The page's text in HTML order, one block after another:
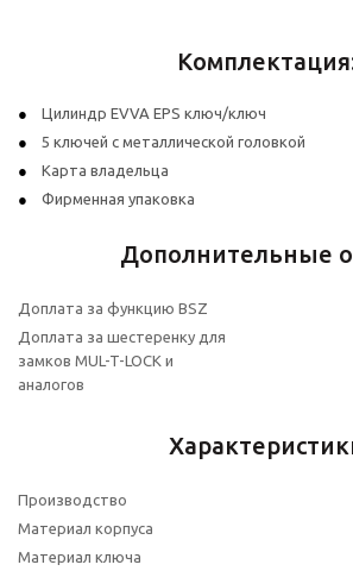
Цилиндр EVVA EPS ключ/ключ
5 ключей с металлической головкой
Карта владельца
Фирменная упаковка
Дополнительные
Доплата за функцию BSZ
Доплата за шестеренку для
замков MUL-T-LOCK и
аналогов
Производство
Материал корпуса
Материал ключа